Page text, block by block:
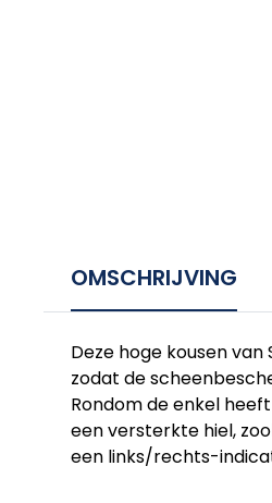
OMSCHRIJVING
Deze hoge kousen
zodat de
Rondom de enkel
een versterkte hiel,
een links/rechts-